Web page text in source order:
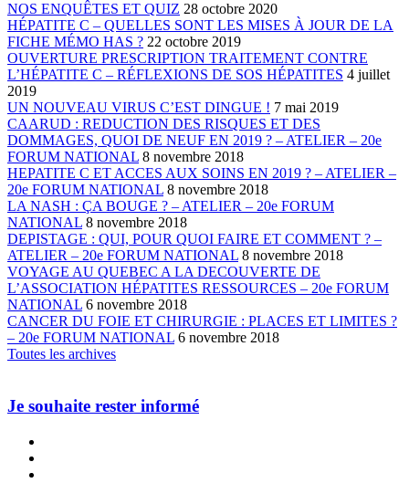
NOS ENQUÊTES ET QUIZ 28 octobre 2020
HÉPATITE C – QUELLES SONT LES MISES À JOUR DE LA
FICHE MÉMO HAS ? 22 octobre 2019
OUVERTURE PRESCRIPTION TRAITEMENT CONTRE
L’HÉPATITE C – RÉFLEXIONS DE SOS HÉPATITES 4 juillet
2019
UN NOUVEAU VIRUS C’EST DINGUE ! 7 mai 2019
CAARUD : REDUCTION DES RISQUES ET DES
DOMMAGES, QUOI DE NEUF EN 2019 ? – ATELIER – 20e
FORUM NATIONAL 8 novembre 2018
HEPATITE C ET ACCES AUX SOINS EN 2019 ? – ATELIER –
20e FORUM NATIONAL 8 novembre 2018
LA NASH : ÇA BOUGE ? – ATELIER – 20e FORUM
NATIONAL 8 novembre 2018
DEPISTAGE : QUI, POUR QUOI FAIRE ET COMMENT ? –
ATELIER – 20e FORUM NATIONAL 8 novembre 2018
VOYAGE AU QUEBEC A LA DECOUVERTE DE
L’ASSOCIATION HÉPATITES RESSOURCES – 20e FORUM
NATIONAL 6 novembre 2018
CANCER DU FOIE ET CHIRURGIE : PLACES ET LIMITES ?
– 20e FORUM NATIONAL 6 novembre 2018
Toutes les archives
Je souhaite rester informé